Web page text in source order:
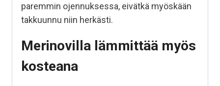
paremmin ojennuksessa, eivätkä myöskään
takkuunnu niin herkästi.
Merinovilla lämmittää myös
kosteana